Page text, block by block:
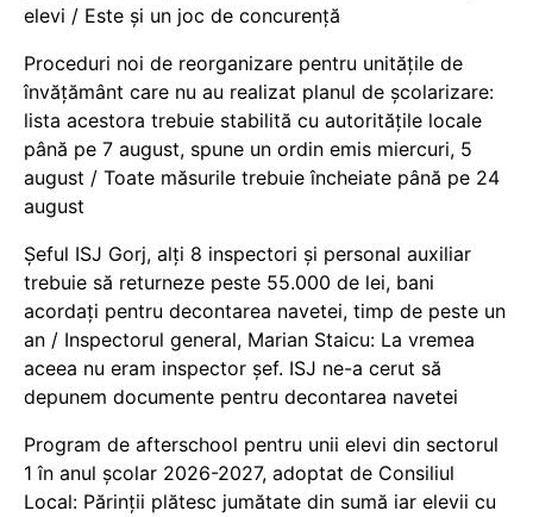
elevi / Este și un joc de concurență
Proceduri noi de reorganizare pentru unitățile de
învățământ care nu au realizat planul de școlarizare:
lista acestora trebuie stabilită cu autoritățile locale
până pe 7 august, spune un ordin emis miercuri, 5
august / Toate măsurile trebuie încheiate până pe 24
august
Șeful ISJ Gorj, alți 8 inspectori și personal auxiliar
trebuie să returneze peste 55.000 de lei, bani
acordați pentru decontarea navetei, timp de peste un
an / Inspectorul general, Marian Staicu: La vremea
aceea nu eram inspector șef. ISJ ne-a cerut să
depunem documente pentru decontarea navetei
Program de afterschool pentru unii elevi din sectorul
1 în anul școlar 2026-2027, adoptat de Consiliul
Local: Părinții plătesc jumătate din sumă iar elevii cu